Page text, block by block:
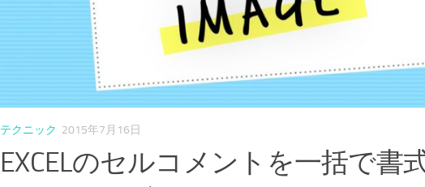
テクニック 2015年7月16日
EXCELのセルコメントを一括で書